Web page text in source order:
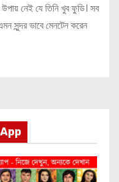
উপায় নেই যে তিনি খুব ফুডি। সব
সুন্দর ভাবে মেনটেন করেন